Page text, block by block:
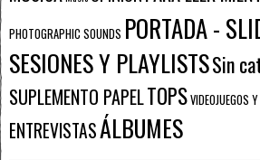
PHOTOGRAPHIC SOUNDS PORTADA -
SESIONES Y PLAYLISTSSin
SUPLEMENTO PAPELTOPSVIDEOJUEGOS
ENTREVISTASÁLBUMES